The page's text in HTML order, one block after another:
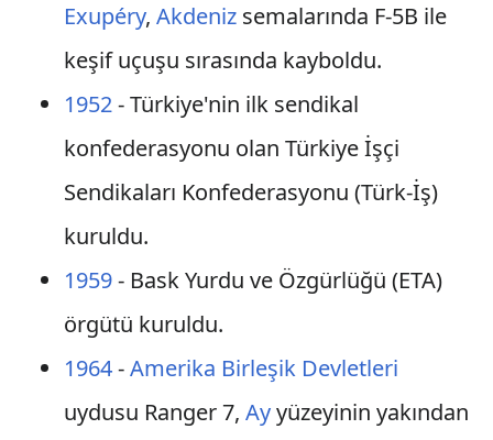
Exupéry, Akdenizsemalarında F-5B ile
keşif uçuşu sırasında kayboldu.
1952- Türkiye'nin ilk sendikal
konfederasyonu olan Türkiye İşçi
Sendikaları Konfederasyonu (Türk-İş)
kuruldu.
1959- Bask Yurdu ve Özgürlüğü (ETA)
örgütü kuruldu.
1964-Amerika Birleşik Devletleri
uydusu Ranger 7, Ayyüzeyinin yakından